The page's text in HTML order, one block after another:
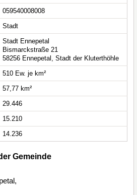
059540008008
Stadt
Stadt Ennepetal
Bismarckstraße 21
58256 Ennepetal, Stadt der Kluterthöhle
510 Ew. je km²
57,77 km²
29.446
15.210
14.236
Gemeinde